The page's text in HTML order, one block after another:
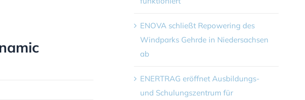
ENOVA schließt Repowering des
Windparks Gehrde in Niedersachsen
ab
ENERTRAG eröffnet Ausbildungs-
und Schulungszentrum für